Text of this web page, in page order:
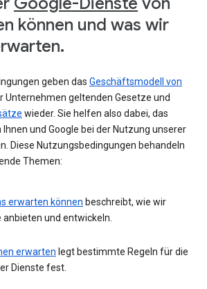
können und was wir
geben das Geschäftsmodell von
Unternehmen geltenden Gesetze und
wieder. Sie helfen also dabei, das
und Google bei der Nutzung unserer
Diese Nutzungsbedingungen behandeln
Themen:
erwarten können beschreibt, wie wir
und entwickeln.
erwarten legt bestimmte Regeln für die
Dienste fest.